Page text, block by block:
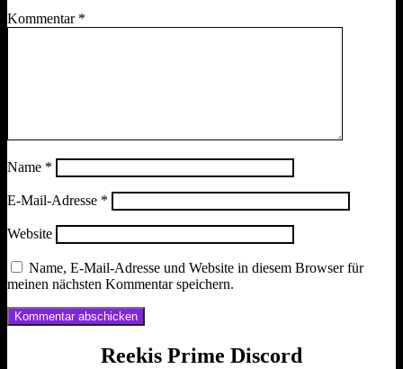
Kommentar *
Name *
E-Mail-Adresse *
Website
Name, E-Mail-Adresse und Website in diesem Browser für
meinen nächsten Kommentar speichern.
Reekis Prime Discord